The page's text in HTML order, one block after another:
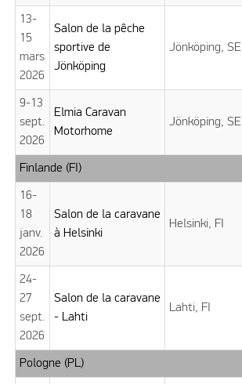
13-
15
mars
2026
Salon de la pêche
sportive de
Jönköping
Jönköping, SE
9-13
sept.
2026
Elmia Caravan
Motorhome
Jönköping, SE
Finlande (FI)
16-
18
janv.
2026
Salon de la caravane
à Helsinki
Helsinki, FI
24-
27
sept.
2026
Salon de la caravane
- Lahti
Lahti, FI
Pologne (PL)